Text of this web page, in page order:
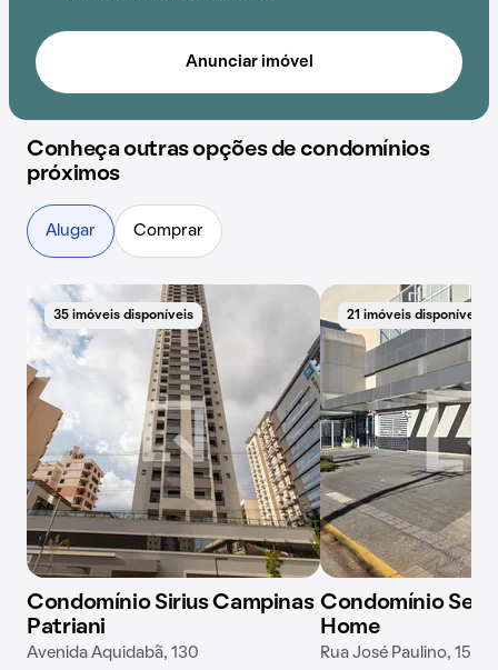
Anunciar imóvel
Conheça outras opções de condomínios
próximos
Alugar Comprar
35 imóveis disponíveis
Condomínio Sirius Campinas
Patriani
Avenida Aquidabã, 130
21 imóveis disponíveis
Condomínio
Home
Rua José Paulino, 159